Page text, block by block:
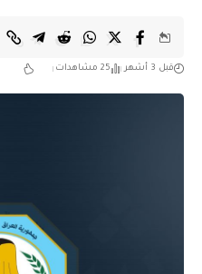
قبل 3 أشهر 25 مشاهدات